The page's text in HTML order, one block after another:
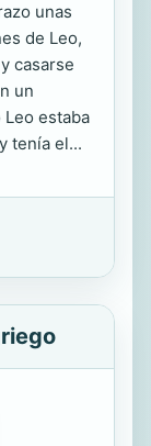
unas
de Leo,
casarse
un
estaba
tenía el...